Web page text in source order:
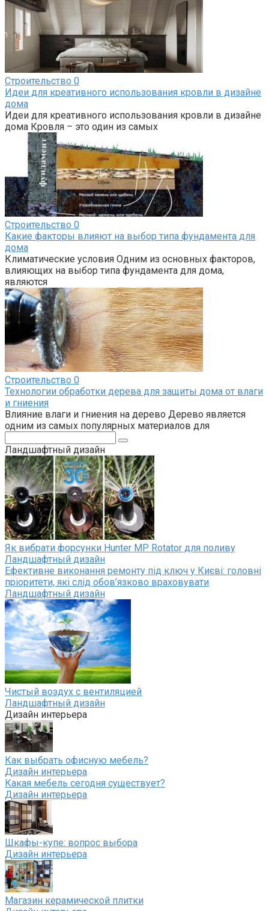
Строительство 0
Идеи для креативного использования кровли в дизайне
дома
Идеи для креативного использования кровли в дизайне
дома Кровля – это один из самых
Строительство 0
Какие факторы влияют на выбор типа фундамента для
дома
Климатические условия Одним из основных факторов,
влияющих на выбор типа фундамента для дома,
являются
Строительство 0
Технологии обработки дерева для защиты дома от влаги
и гниения
Влияние влаги и гниения на дерево Дерево является
одним из самых популярных материалов для
Ландшафтный дизайн
Як вибрати форсунки Hunter MP Rotator для поливу
Ландшафтный дизайн
Ефективне виконання ремонту під ключ у Києві: головні
пріоритети, які слід обов’язково враховувати
Ландшафтный дизайн
Чистый воздух с вентиляцией
Ландшафтный дизайн
Дизайн интерьера
Как выбрать офисную мебель?
Дизайн интерьера
Какая мебель сегодня существует?
Дизайн интерьера
Шкафы-купе: вопрос выбора
Дизайн интерьера
Магазин керамической плитки